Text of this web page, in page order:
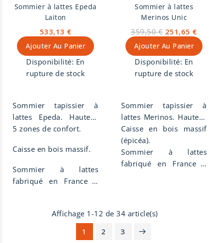
Sommier à lattes Epeda
Laiton
533,13 €
Ajouter Au Panier
Disponibilité: En
rupture de stock
Sommier tapissier à
lattes Epeda. Hauteur
de 18 cm, suspension
confort moelleux.
5 zones de confort.
Caisse en bois massif.
Sommier à lattes
fabriqué en France à
Sommier à lattes
Merinos Unic
359,50 € 251,65 €
Ajouter Au Panier
Disponibilité: En
rupture de stock
Sommier tapissier à
lattes Merinos. Hauteur
de 14 cm, suspension
12 lattes en bois massif
d'épicéa.
Caisse en bois massif
(épicéa).
Sommier à lattes
fabriqué en France à
Affichage 1-12 de 34 article(s)
1
2 3